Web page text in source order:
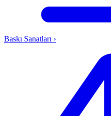
Baskı Sanatları ›